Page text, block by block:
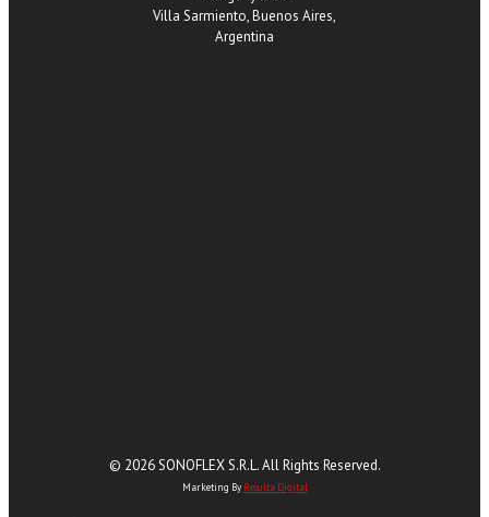
Villa Sarmiento, Buenos Aires,
Argentina
© 2026 SONOFLEX S.R.L. All Rights Reserved.
Marketing By Resulta Digital